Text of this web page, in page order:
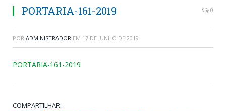
PORTARIA-161-2019 0
POR ADMINISTRADOR EM 17 DE JUNHO DE 2019
PORTARIA-161-2019
COMPARTILHAR: